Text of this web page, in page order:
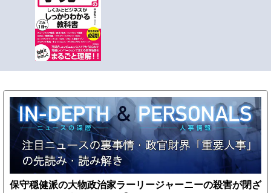
保守穏健派の大物政治家ラーリージャーニーの殺害が閉ざ